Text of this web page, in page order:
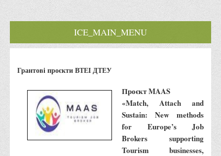
ICE_MAIN_MENU
Історія інституту
Місія та цілі
Про порядок надання публічної інформації
Публічна інформація
Заходи запобігання протиправним діям
Грантові проєкти ВТЕІ ДТЕУ
Проєкт MAAS
«Match, Attach and
Sustain: New methods
for Europe’s Job
Brokers supporting
Tourism businesses,